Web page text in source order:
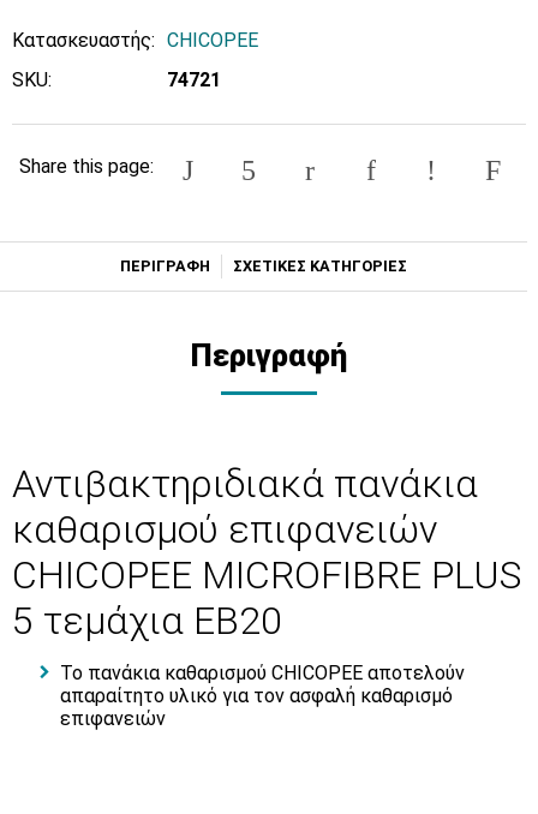
Κατασκευαστής: CHICOPEE
SKU:
74721
Share this page:
ΠΕΡΙΓΡΑΦΗ ΣΧΕΤΙΚΕΣ ΚΑΤΗΓΟΡΙΕΣ
Περιγραφή
Αντιβακτηριδιακά πανάκια
καθαρισμού επιφανειών
CHICOPEE MICROFIBRE PLUS
5 τεμάχια ΕΒ20
Το πανάκια καθαρισμού CHICOPEE αποτελούν
απαραίτητο υλικό για τον ασφαλή καθαρισμό
επιφανειών